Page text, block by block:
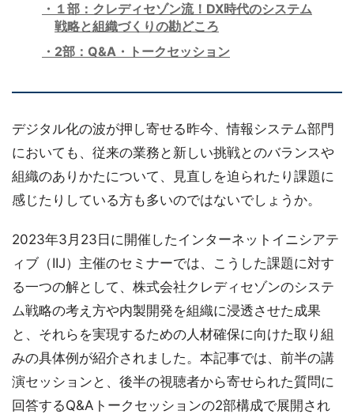
１部：クレディセゾン流！DX時代のシステム
戦略と組織づくりの勘どころ
2部：Q&A・トークセッション
デジタル化の波が押し寄せる昨今、情報システム部門
においても、従来の業務と新しい挑戦とのバランスや
組織のありかたについて、見直しを迫られたり課題に
感じたりしている方も多いのではないでしょうか。
2023年3月23日に開催したインターネットイニシアテ
ィブ（IIJ）主催のセミナーでは、こうした課題に対す
る一つの解として、株式会社クレディセゾンのシステ
ム戦略の考え方や内製開発を組織に浸透させた成果
と、それらを実現するための人材確保に向けた取り組
みの具体例が紹介されました。本記事では、前半の講
演セッションと、後半の視聴者から寄せられた質問に
回答するQ&Aトークセッションの2部構成で展開され